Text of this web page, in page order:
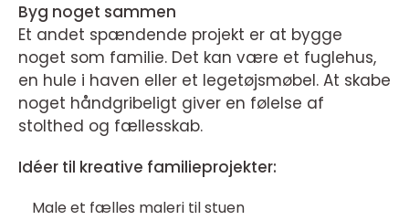
Byg noget sammen
Et andet spændende projekt er at bygge
noget som familie. Det kan være et fuglehus,
en hule i haven eller et legetøjsmøbel. At skabe
noget håndgribeligt giver en følelse af
stolthed og fællesskab.
Idéer til kreative familieprojekter:
Male et fælles maleri til stuen